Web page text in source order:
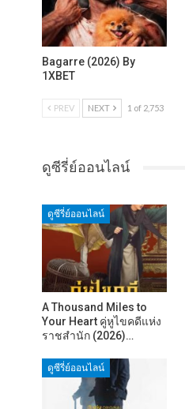
Bagarre (2026) By
1XBET
PREV NEXT 1 of 2,753
ดูซีรี่ย์ออนไลน์
ดูซีรี่ย์ออนไลน์
A Thousand Miles to
Your Heart คู่หูไขคดีแห่ง
ราชสำนัก (2026)…
ดูซีรี่ย์ออนไลน์